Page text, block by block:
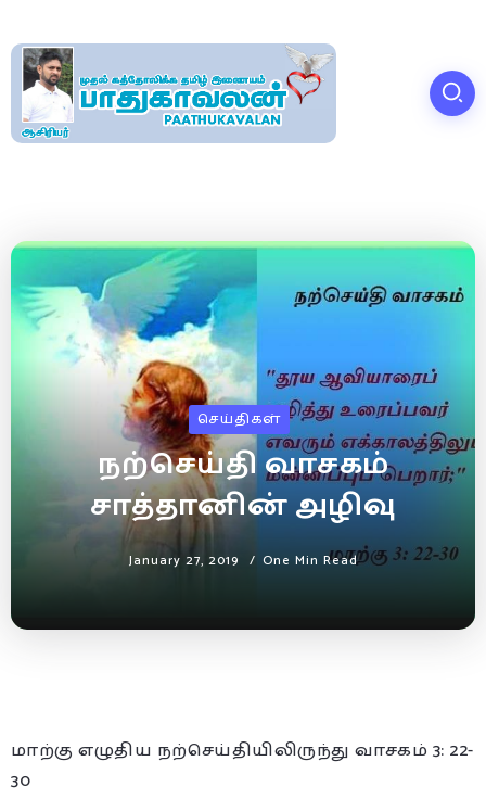
செய்திகள்
நற்செய்தி வாசகம்
சாத்தானின் அழிவு
January 27, 2019 One Min Read
மாற்கு எழுதிய நற்செய்தியிலிருந்து வாசகம் 3: 22-
30